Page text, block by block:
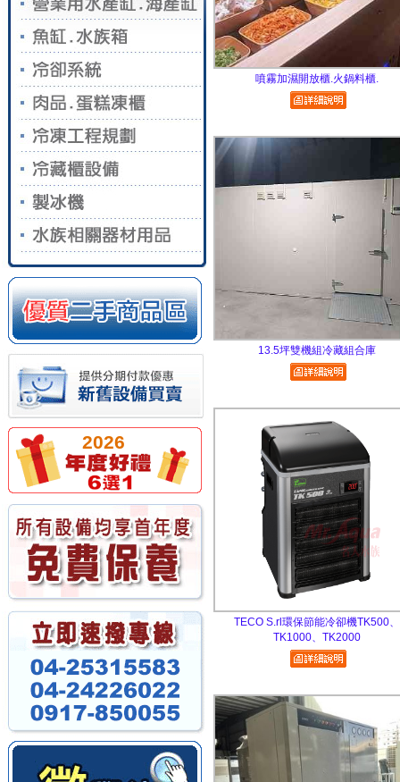
2026
噴霧加濕開放櫃.火鍋料櫃.
13.5坪雙機組冷藏組合庫
TECO S.rl環保節能冷卻機TK500、
TK1000、TK2000